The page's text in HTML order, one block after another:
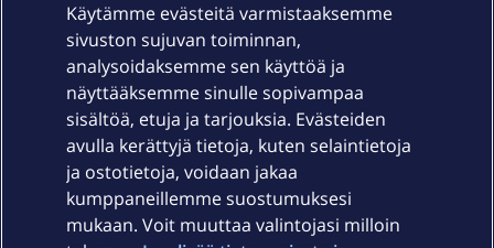
Laitteet & liittymät
Palvelut
Käytämme evästeitä varmistaaksemme
sivuston sujuvan toiminnan,
analysoidaksemme sen käyttöä ja
näyttääksemme sinulle sopivampaa
sisältöä, etuja ja tarjouksia. Evästeiden
avulla kerättyjä tietoja, kuten selaintietoja
ja ostotietoja, voidaan jakaa
kumppaneillemme suostumuksesi
mukaan. Voit muuttaa valintojasi milloin